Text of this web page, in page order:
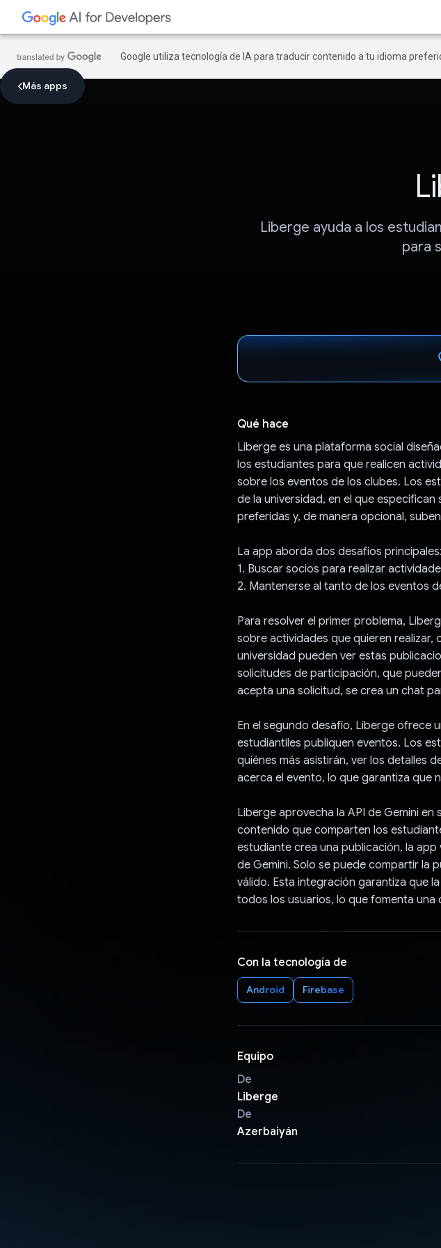
Google utiliza tecnología de IA para traducir contenido a tu idioma
Más apps
Liberge ayuda a los
para
Qué hace
Liberge es una plataforma social
los estudiantes para que realicen
sobre los eventos de los clubes. Los
de la universidad, en el que
preferidas y, de manera opcional,
La app aborda dos desafíos principales:
1. Buscar socios para realizar
2. Mantenerse al tanto de los eventos
Para resolver el primer problema,
sobre actividades que quieren realizar,
universidad pueden ver estas
solicitudes de participación, que
acepta una solicitud, se crea un chat
En el segundo desafío, Liberge ofrece
estudiantiles publiquen eventos. Los
quiénes más asistirán, ver los detalles
acerca el evento, lo que garantiza que
Liberge aprovecha la API de Gemini
contenido que comparten los
estudiante crea una publicación, la
de Gemini. Solo se puede compartir la
válido. Esta integración garantiza que
todos los usuarios, lo que fomenta
Con la tecnología de
Android Firebase
Equipo
De
Liberge
De
Azerbaiyán